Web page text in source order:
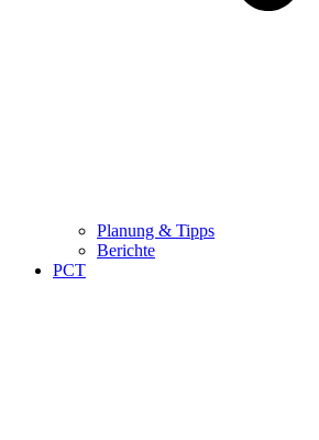
Planung & Tipps
Berichte
PCT